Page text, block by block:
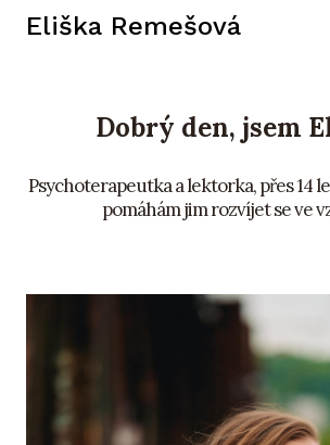
Eliška Remešová
Dobrý den, jsem
Psychoterapeutka a lektorka, přes 14
pomáhám jim rozvíjet se ve